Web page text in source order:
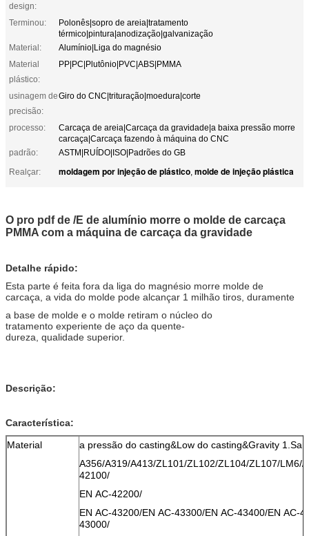
design:
Terminou:
Polonês|sopro de areia|tratamento
térmico|pintura|anodização|galvanização
Material:
Alumínio|Liga do magnésio
Material
plástico:
PP|PC|Plutônio|PVC|ABS|PMMA
usinagem de
precisão:
Giro do CNC|trituração|moedura|corte
processo:
Carcaça de areia|Carcaça da gravidade|a baixa pressão morre
carcaça|Carcaça fazendo à máquina do CNC
padrão:
ASTM|RUÍDO|ISO|Padrões do GB
Realçar:
moldagem por injeção de plástico, molde de injeção plástica
O pro pdf de /E de alumínio morre o molde de carcaça
PMMA com a máquina de carcaça da gravidade
Detalhe rápido:
Esta parte é feita fora da liga do magnésio morre molde de
carcaça, a vida do molde pode alcançar 1 milhão tiros, duramente
a base de molde e o molde retiram o núcleo do
tratamento experiente de aço da quente-
dureza, qualidade superior.
Descrição:
Característica:
Material
a pressão do casting&Low do casting&Gravity
A356/A319/A413/ZL101/ZL102/ZL104/ZL107/LM6//
42100/
EN AC-42200/
EN AC-43200/EN AC-43300/EN AC-43400/EN AC-
43000/